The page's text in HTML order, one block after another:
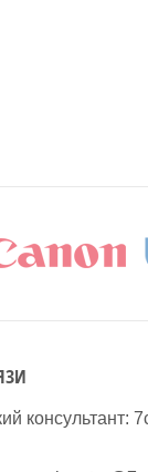
консультант: